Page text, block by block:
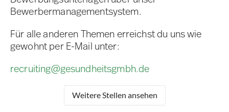
Bewerbermanagementsystem.
Für alle anderen Themen erreichst du uns wie
gewohnt per E-Mail unter:
recruiting@gesundheitsgmbh.de
Weitere Stellen ansehen